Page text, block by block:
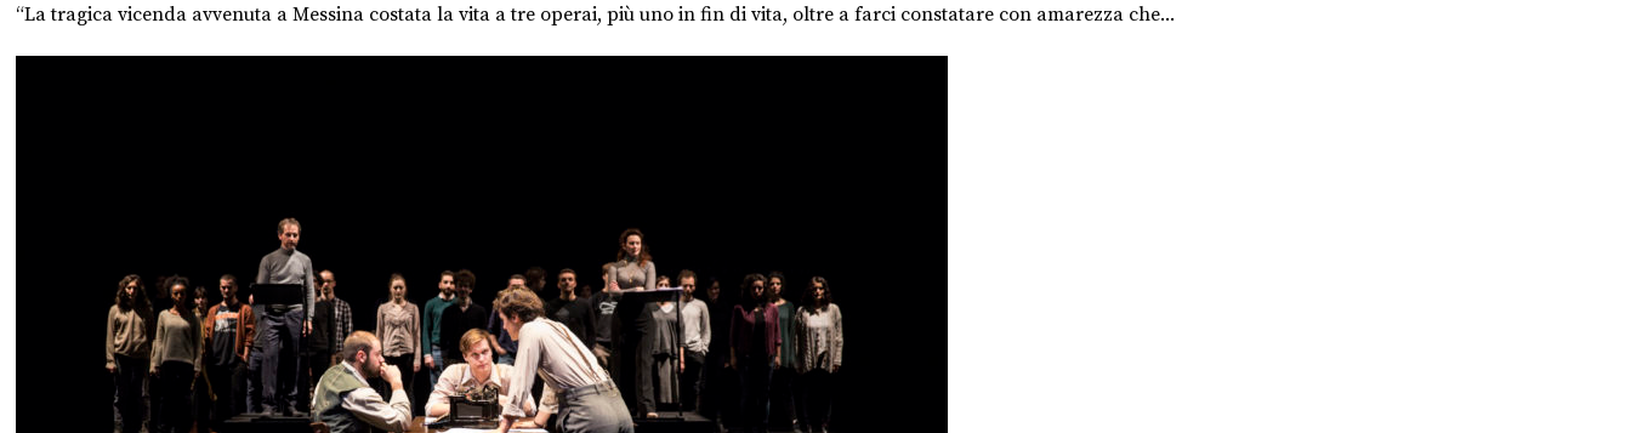
“La tragica vicenda avvenuta a Messina costata la vita a tre operai, più uno in fin di vita, oltre a farci constatare con amarezza che...